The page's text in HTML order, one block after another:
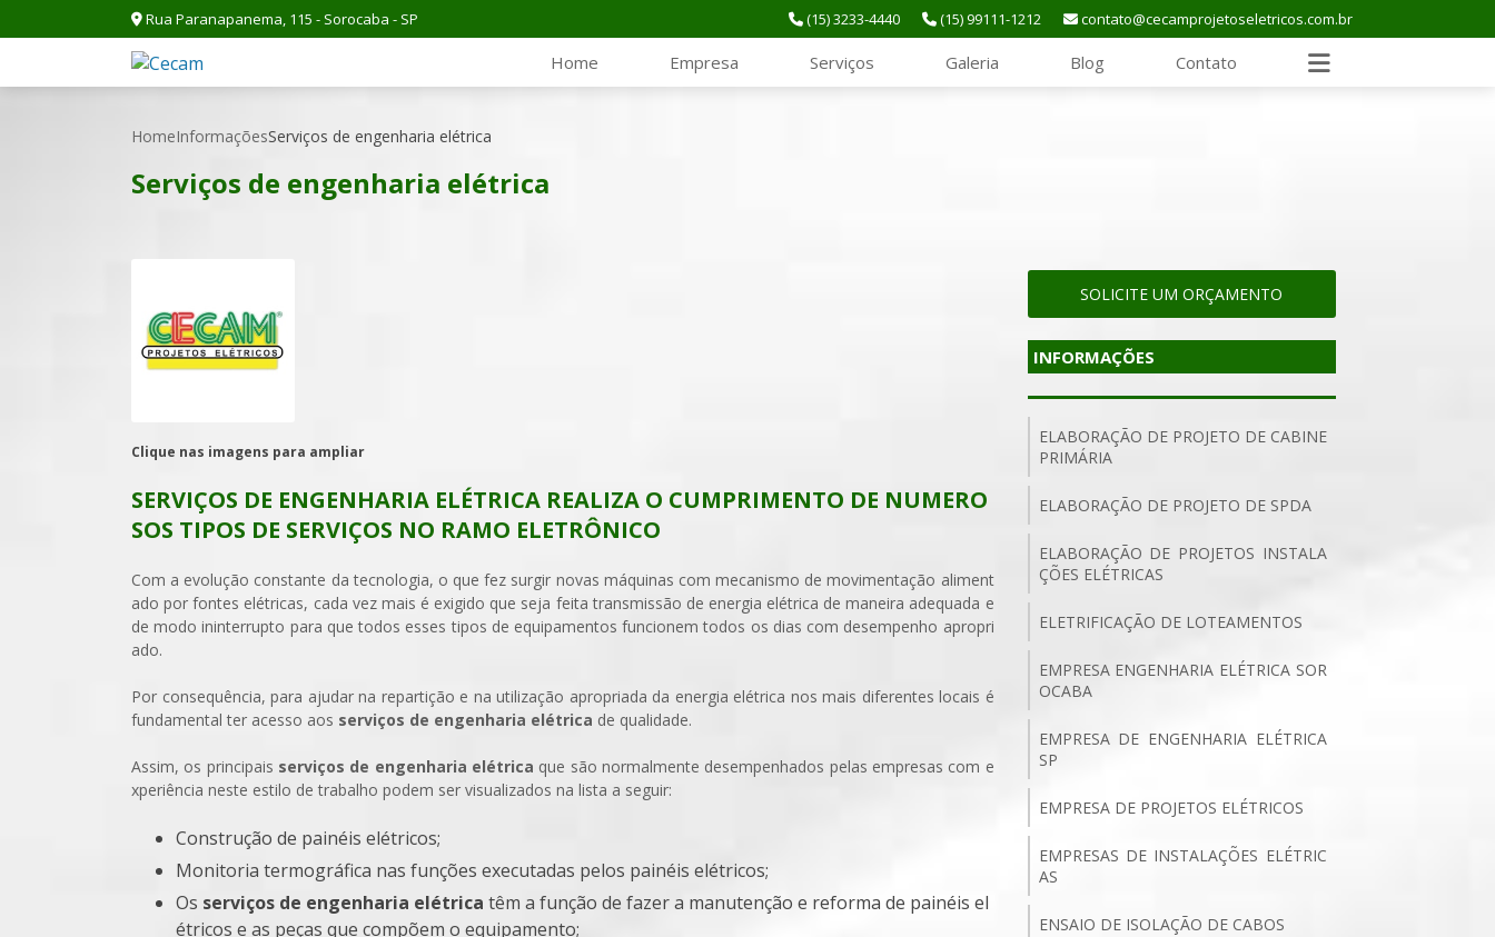
Rua Paranapanema, 115 - Sorocaba - SP (15) 3233-4440 (15) 99111-1212 contato@cecamprojetoseletricos.com.br
Home Empresa Serviços Galeria Blog Contato
HomeInformaçõesServiços de engenharia elétrica
Serviços de engenharia elétrica
Clique nas imagens para ampliar
SERVIÇOS DE ENGENHARIA ELÉTRICA REALIZA O CUMPRIMENTO DE NUMERO
SOS TIPOS DE SERVIÇOS NO RAMO ELETRÔNICO
Com a evolução constante da tecnologia, o que fez surgir novas máquinas com mecanismo de movimentação aliment
ado por fontes elétricas, cada vez mais é exigido que seja feita transmissão de energia elétrica de maneira adequada e
de modo ininterrupto para que todos esses tipos de equipamentos funcionem todos os dias com desempenho apropri
ado.
Por consequência, para ajudar na repartição e na utilização apropriada da energia elétrica nos mais diferentes locais é
fundamental ter acesso aos serviços de engenharia elétrica de qualidade.
Assim, os principais serviços de engenharia elétrica que são normalmente desempenhados pelas empresas com e
xperiência neste estilo de trabalho podem ser visualizados na lista a seguir:
Construção de painéis elétricos;
Monitoria termográfica nas funções executadas pelos painéis elétricos;
Os serviços de engenharia elétrica têm a função de fazer a manutenção e reforma de painéis el
étricos e as peças que compõem o equipamento;
SOLICITE UM ORÇAMENTO
INFORMAÇÕES
ELABORAÇÃO DE PROJETO DE CABINE
PRIMÁRIA
ELABORAÇÃO DE PROJETO DE SPDA
ELABORAÇÃO DE PROJETOS INSTALA
ÇÕES ELÉTRICAS
ELETRIFICAÇÃO DE LOTEAMENTOS
EMPRESA ENGENHARIA ELÉTRICA SOR
OCABA
EMPRESA DE ENGENHARIA ELÉTRICA
SP
EMPRESA DE PROJETOS ELÉTRICOS
EMPRESAS DE INSTALAÇÕES ELÉTRIC
AS
ENSAIO DE ISOLAÇÃO DE CABOS